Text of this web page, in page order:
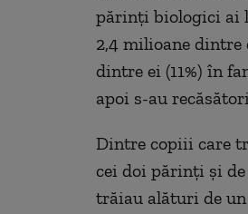
părinţi biologici ai
2,4 milioane dintre
dintre ei (11%) în
apoi s-au
Dintre copiii care
cei doi părinţi şi
trăiau alături de